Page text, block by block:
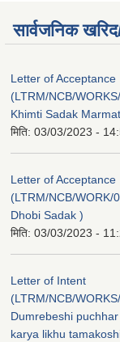
सार्वजनिक
Letter of Acceptance
(LTRM/NCB/
Khimti Sadak
मिति: 03/03/2023 -
Letter of Acceptance
(LTRM/NCB/WORK/
Dhobi Sadak )
मिति: 03/03/2023 -
Letter of Intent
(LTRM/NCB/
Dumrebeshi
karya likhu